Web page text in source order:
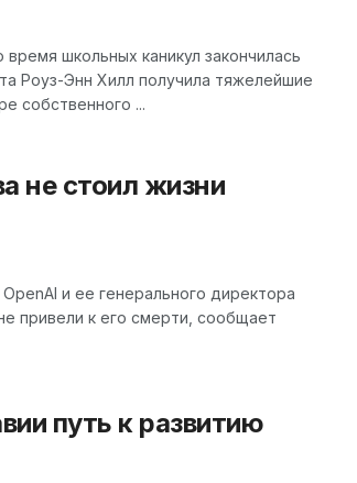
школьных каникул закончилась
Роуз-Энн Хилл получила тяжелейшие
собственного ...
не стоил жизни
и ее генерального директора
привели к его смерти, сообщает
путь к развитию